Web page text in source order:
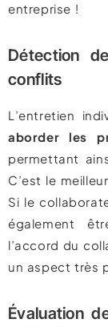
entreprise !
Détection
conflits
L’entretien
aborder les
permettant
C’est le
Si le
également
l’accord du
un aspect très
Évaluation